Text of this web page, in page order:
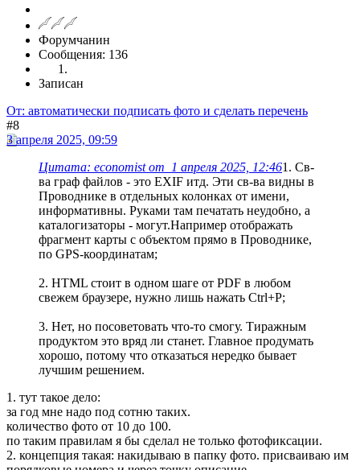
Форумчанин
Сообщения: 136
Записан
От: автоматически подписать фото и сделать перечень
#8
3 апреля 2025, 09:59
Цитата: economist от 1 апреля 2025, 12:461. Св-
ва граф файлов - это EXIF итд. Эти св-ва видны в
Проводнике в отдельных колонках от имени,
информативны. Руками там печатать неудобно, а
каталогизаторы - могут.Например отображать
фрагмент карты с объектом прямо в Проводнике,
по GPS-координатам;
2. HTML стоит в одном шаге от PDF в любом
свежем браузере, нужно лишь нажать Ctrl+P;
3. Нет, но посоветовать что-то смогу. Тиражным
продуктом это вряд ли станет. Главное продумать
хорошо, потому что отказаться нередко бывает
лучшим решением.
1. тут такое дело:
за год мне надо под сотню таких.
количество фото от 10 до 100.
по таким правилам я бы сделал не только фотофиксации.
2. концепция такая: накидываю в папку фото. присваиваю им